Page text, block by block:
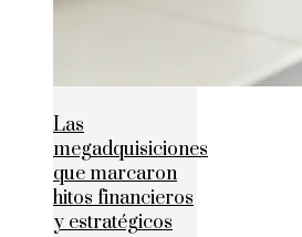
Las
megadquisiciones
que marcaron
hitos financieros
y estratégicos